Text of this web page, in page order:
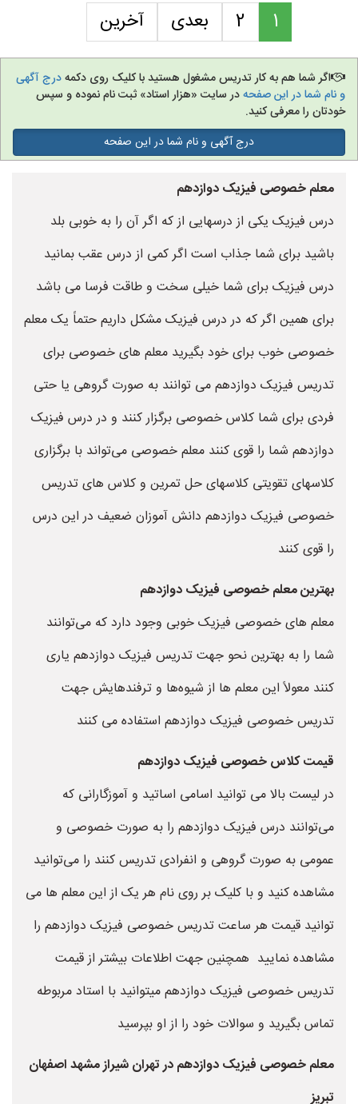
1
2 بعدی آخرین
اگر شما هم به کار تدریس مشغول هستید با کلیک روی دکمهدرج آگهی
و نام شما در این صفحهدر سایت «هزار استاد» ثبت نام نموده و سپس
خودتان را معرفی کنید.
درج آگهی و نام شما در این صفحه
معلم خصوصی فیزیک دوازدهم
درس فیزیک یکی از درسهایی از که اگر آن را به خوبی بلد
باشید برای شما جذاب است اگر کمی از درس عقب بمانید
درس فیزیک برای شما خیلی سخت و طاقت فرسا می باشد
برای همین اگر که در درس فیزیک مشکل داریم حتماً یک معلم
خصوصی خوب برای خود بگیرید معلم های خصوصی برای
تدریس فیزیک دوازدهم می توانند به صورت گروهی یا حتی
فردی برای شما کلاس خصوصی برگزار کنند و در درس فیزیک
دوازدهم شما را قوی کنند معلم خصوصی می‌تواند با برگزاری
کلاسهای تقویتی کلاسهای حل تمرین و کلاس های تدریس
خصوصی فیزیک دوازدهم دانش آموزان ضعیف در این درس
را قوی کنند
بهترین معلم خصوصی فیزیک دوازدهم
معلم های خصوصی فیزیک خوبی وجود دارد که می‌توانند
شما را به بهترین نحو جهت تدریس فیزیک دوازدهم یاری
کنند معولاً این معلم ها از شیوه‌ها و ترفندهایش جهت
تدریس خصوصی فیزیک دوازدهم استفاده می کنند
قیمت کلاس خصوصی فیزیک دوازدهم
در لیست بالا می توانید اسامی اساتید و آموزگارانی که
می‌توانند درس فیزیک دوازدهم را به صورت خصوصی و
عمومی به صورت گروهی و انفرادی تدریس کنند را می‌توانید
مشاهده کنید و با کلیک بر روی نام هر یک از این معلم ها می
توانید قیمت هر ساعت تدریس خصوصی فیزیک دوازدهم را
مشاهده نمایید همچنین جهت اطلاعات بیشتر از قیمت
تدریس خصوصی فیزیک دوازدهم میتوانید با استاد مربوطه
تماس بگیرید و سوالات خود را از او بپرسید
معلم خصوصی فیزیک دوازدهم در تهران شیراز مشهد اصفهان
تبریز